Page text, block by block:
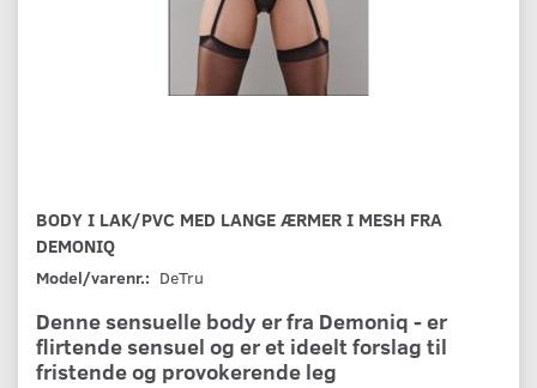
BODY I LAK/PVC MED LANGE ÆRMER I MESH FRA
DEMONIQ
Model/varenr.: DeTru
Denne sensuelle body er fra Demoniq - er
flirtende sensuel og er et ideelt forslag til
fristende og provokerende leg